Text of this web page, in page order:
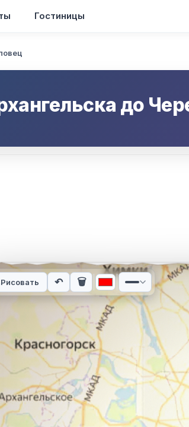
Гостиницы
до
карта автомобильного маршрута
Рисовать ↶ 🗑